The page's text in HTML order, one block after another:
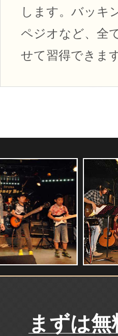
します。バッキ
ペジオなど、全
せて習得できま
まずは無